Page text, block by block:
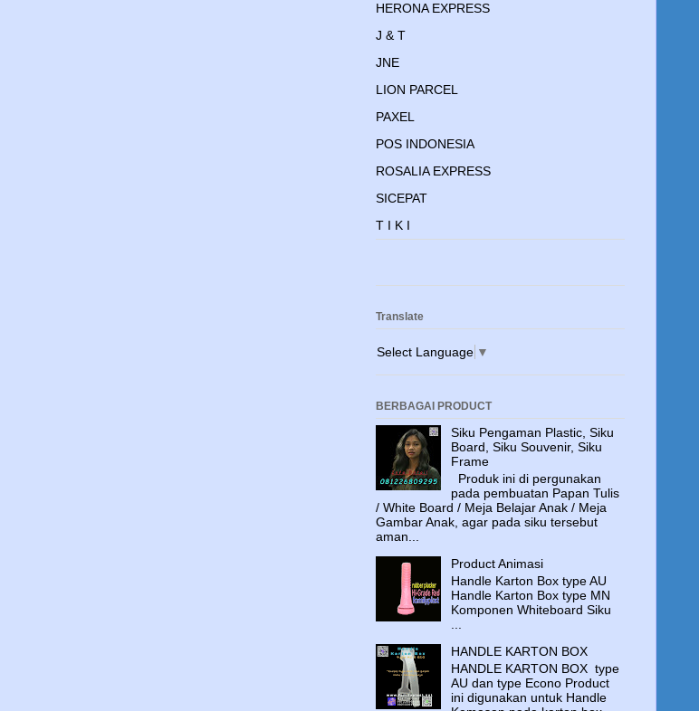
HERONA EXPRESS
J & T
JNE
LION PARCEL
PAXEL
POS INDONESIA
ROSALIA EXPRESS
SICEPAT
T I K I
Translate
Select Language ▼
BERBAGAI PRODUCT
Siku Pengaman Plastic, Siku
Board, Siku Souvenir, Siku
Frame
Produk ini di pergunakan
pada pembuatan Papan Tulis
/ White Board / Meja Belajar Anak / Meja
Gambar Anak, agar pada siku tersebut
aman...
Product Animasi
Handle Karton Box type AU
Handle Karton Box type MN
Komponen Whiteboard Siku
HANDLE KARTON BOX
HANDLE KARTON BOX type
AU dan type Econo Product
ini digunakan untuk Handle